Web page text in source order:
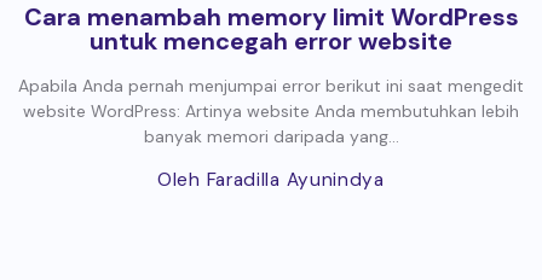
Cara menambah memory limit WordPress
untuk mencegah error website
Apabila Anda pernah menjumpai error berikut ini saat mengedit
website WordPress: Artinya website Anda membutuhkan lebih
banyak memori daripada yang...
Oleh Faradilla Ayunindya